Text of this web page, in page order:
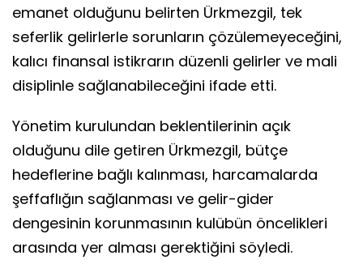
emanet olduğunu belirten Ürkmezgil, tek
seferlik gelirlerle sorunların çözülemeyeceğini,
kalıcı finansal istikrarın düzenli gelirler ve mali
disiplinle sağlanabileceğini ifade etti.
Yönetim kurulundan beklentilerinin açık
olduğunu dile getiren Ürkmezgil, bütçe
hedeflerine bağlı kalınması, harcamalarda
şeffaflığın sağlanması ve gelir-gider
dengesinin korunmasının kulübün öncelikleri
arasında yer alması gerektiğini söyledi.